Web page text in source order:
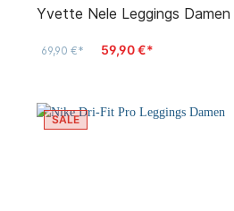
Yvette Nele Leggings Damen
69,90 €* 59,90 €*
SALE